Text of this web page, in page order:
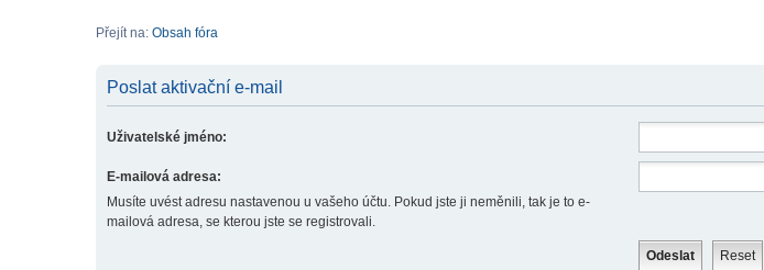
Přejít na: Obsah fóra
Poslat aktivační e-mail
Uživatelské jméno:
E-mailová adresa:
Musíte uvést adresu nastavenou u vašeho účtu. Pokud jste ji neměnili, tak je to e-
mailová adresa, se kterou jste se registrovali.